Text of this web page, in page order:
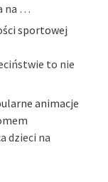
na …
sportowej
to nie
animacje
dzieci na